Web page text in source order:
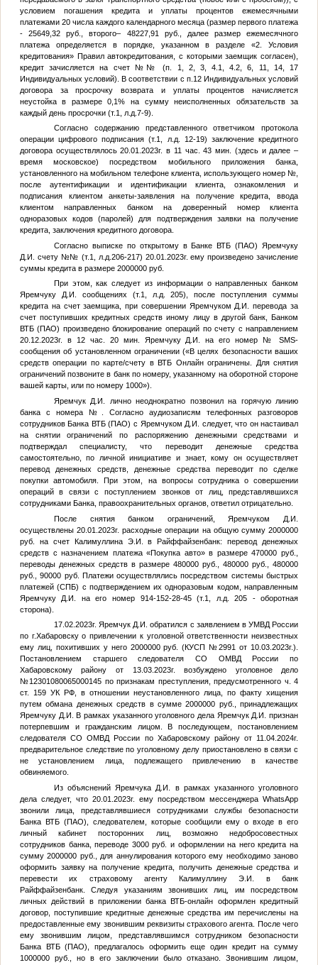
условием погашения кредита и уплаты процентов ежемесячными
платежами 20 числа каждого календарного месяца (размер первого платежа
- 25649,32 руб., второго– 48227,91 руб., далее размер ежемесячного
платежа определяется в порядке, указанном в разделе «2. Условия
кредитования» Правил автокредитования, с которыми заемщик согласен),
кредит зачисляется на счет № №
(п. 1, 2, 3, 4.1, 4.2, 6, 11, 14, 17
Индивидуальных условий). В соответствии с п.12 Индивидуальных условий
договора за просрочку возврата и уплаты процентов начисляется
неустойка в размере 0,1% на сумму неисполненных обязательств за
каждый день просрочки (т.1, л.д.7-9).
Согласно содержанию представленного ответчиком протокола
операции цифрового подписания (т.1, л.д. 12-19) заключение кредитного
договора осуществлялось 20.01.2023г. в 11 час. 43 мин. (здесь и далее –
время московское) посредством мобильного приложения банка,
установленного на мобильном телефоне клиента, использующего номер №
после аутентификации и идентификации клиента, ознакомления и
подписания клиентом анкеты-заявления на получение кредита, ввода
клиентом направленных банком на доверенный номер клиента
одноразовых кодов (паролей) для подтверждения заявки на получение
кредита, заключения кредитного договора.
Согласно выписке по открытому в Банке ВТБ (ПАО) Яремчуку
Д.И. счету №№ (т.1, л.д.206-217) 20.01.2023г. ему произведено зачисление
суммы кредита в размере 2000000 руб.
При этом, как следует из информации о направленных банком
Яремчуку Д.И. сообщениях (т.1, л.д. 205), после поступления суммы
кредита на счет заемщика, при совершении Яремчуком Д.И. перевода за
счет поступивших кредитных средств иному лицу в другой банк, Банком
ВТБ (ПАО) произведено блокирование операций по счету с направлением
20.12.2023г. в 12 час. 20 мин. Яремчуку Д.И. на его номер №
SMS-
сообщения об установленном ограничении («В целях безопасности ваших
средств операции по карте/счету в ВТБ Онлайн ограничены. Для снятия
ограничений позвоните в банк по номеру, указанному на оборотной стороне
вашей карты, или по номеру 1000»).
Яремчук Д.И. лично неоднократно позвонил на горячую линию
банка с номера №
. Согласно аудиозаписям телефонных разговоров
сотрудников Банка ВТБ (ПАО) с Яремчуком Д.И. следует, что он настаивал
на снятии ограничений по распоряжению денежными средствами и
подтверждал специалисту, что переводит денежные средства
самостоятельно, по личной инициативе и знает, кому он осуществляет
перевод денежных средств, денежные средства переводит по сделке
покупки автомобиля. При этом, на вопросы сотрудника о совершении
операций в связи с поступлением звонков от лиц, представлявшихся
сотрудниками Банка, правоохранительных органов, ответил отрицательно.
После снятия банком ограничений, Яремчуком Д.И.
осуществлены 20.01.2023г. расходные операции на общую сумму 2000000
руб. на счет Калимуллина Э.И. в Райффайзенбанк: перевод денежных
средств с назначением платежа «Покупка авто» в размере 470000 руб.,
переводы денежных средств в размере 480000 руб., 480000 руб., 480000
руб., 90000 руб. Платежи осуществлялись посредством системы быстрых
платежей (СПБ) с подтверждением их одноразовым кодом, направленным
Яремчуку Д.И. на его номер 914-152-28-45 (т.1, л.д. 205 - оборотная
сторона).
17.02.2023г. Яремчук Д.И. обратился с заявлением в УМВД России
по г.Хабаровску о привлечении к уголовной ответственности неизвестных
ему лиц, похитивших у него 2000000 руб. (КУСП №2991 от 10.03.2023г.).
Постановлением старшего следователя СО ОМВД России по
Хабаровскому району от 13.03.2023г. возбуждено уголовное дело
№12301080065000145 по признакам преступления, предусмотренного ч. 4
ст. 159 УК РФ, в отношении неустановленного лица, по факту хищения
путем обмана денежных средств в сумме 2000000 руб., принадлежащих
Яремчуку Д.И. В рамках указанного уголовного дела Яремчук Д.И. признан
потерпевшим и гражданским лицом. В последующем, постановлением
следователя СО ОМВД России по Хабаровскому району от 11.04.2024г.
предварительное следствие по уголовному делу приостановлено в связи с
не установлением лица, подлежащего привлечению в качестве
обвиняемого.
Из объяснений Яремчука Д.И. в рамках указанного уголовного
дела следует, что 20.01.2023г. ему посредством мессенджера WhatsApp
звонили лица, представлявшиеся сотрудниками службы безопасности
Банка ВТБ (ПАО), следователем, которые сообщили ему о входе в его
личный кабинет посторонних лиц, возможно недобросовестных
сотрудников банка, переводе 3000 руб. и оформлении на него кредита на
сумму 2000000 руб., для аннулирования которого ему необходимо заново
оформить заявку на получение кредита, получить денежные средства и
перевести их страховому агенту Калимуллину Э.И. в банк
Райффайзенбанк. Следуя указаниям звонивших лиц, им посредством
личных действий в приложении банка ВТБ-онлайн оформлен кредитный
договор, поступившие кредитные денежные средства им перечислены на
предоставленные ему звонившим реквизиты страхового агента. После чего
ему звонившим лицом, представлявшимся сотрудником безопасности
Банка ВТБ (ПАО), предлагалось оформить еще один кредит на сумму
1000000 руб., но в его заключении было отказано. Звонившим лицом,